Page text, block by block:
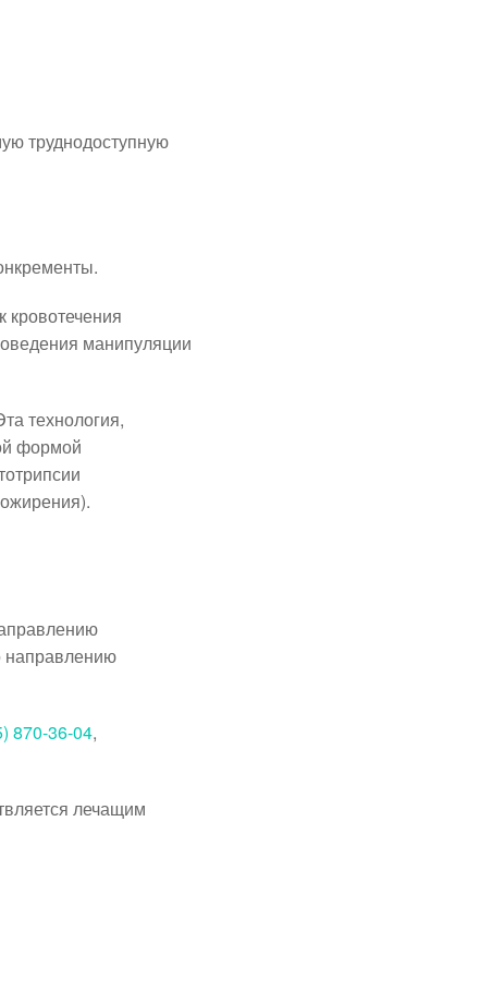
труднодоступную
кровотечения
манипуляции
технология,
формой
направлению
870-36-04,
лечащим